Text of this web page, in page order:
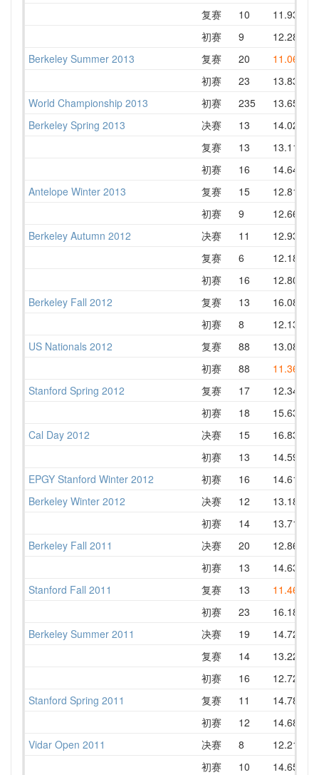
复赛
10 11.93
初赛
9 12.28
Berkeley Summer 2013
复赛 20 11.06
初赛
23 13.83
World Championship 2013
初赛 235 13.65
Berkeley Spring 2013
决赛 13 14.02
复赛
13 13.11
初赛
16 14.64
Antelope Winter 2013
复赛 15 12.81
初赛
9 12.66
Berkeley Autumn 2012
决赛 11 12.93
复赛
6 12.18
初赛
16 12.80
Berkeley Fall 2012
复赛 13 16.08
初赛
8 12.13
US Nationals 2012
复赛 88 13.08
初赛
88 11.36
Stanford Spring 2012
复赛 17 12.34
初赛
18 15.63
Cal Day 2012
决赛 15 16.83
初赛
13
14.59
EPGY Stanford Winter 2012
初赛 16 14.61
Berkeley Winter 2012
决赛 12 13.18
初赛
14 13.71
Berkeley Fall 2011
决赛 20 12.86
初赛
13 14.63
Stanford Fall 2011
复赛 13 11.46
初赛
23 16.18
Berkeley Summer 2011
决赛 19 14.72
复赛
14 13.22
初赛
16 12.72
Stanford Spring 2011
复赛 11 14.78
初赛
12 14.68
Vidar Open 2011
决赛 8 12.21
初赛
10 14.65